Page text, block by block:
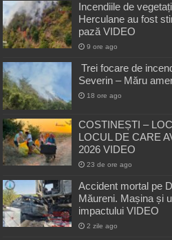
Incendiile de
Herculane au fost
pază VIDEO
9 ore ago
Trei focare de
Severin – Măru
18 ore ago
COSTINEȘTI –
LOCUL DE CARE
2026 VIDEO
23 de ore ago
Accident mortal pe
Măureni. Mașina și
impactului VIDEO
2 zile ago